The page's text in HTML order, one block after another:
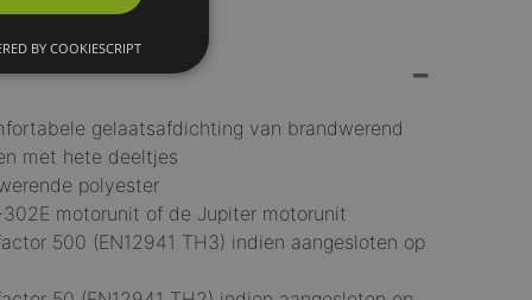
gelaatsafdichting van brandwerend
met hete deeltjes
polyester
motorunit of de Jupiter motorunit
500 (EN12941 TH3) indien aangesloten op
BY COOKIESCRIPT